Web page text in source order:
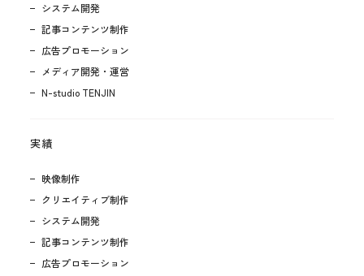
システム開発
記事コンテンツ制作
広告プロモーション
メディア開発・運営
N-studio TENJIN
実績
映像制作
クリエイティブ制作
システム開発
記事コンテンツ制作
広告プロモーション